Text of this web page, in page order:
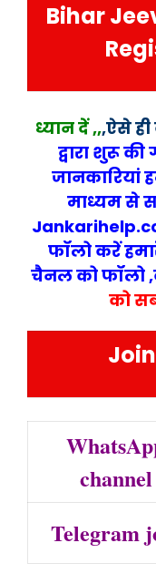
Bihar
ध्यान दें ,,,ऐसे ही
द्वारा शुरू
माध्यम से
फॉलो करें
चैनल को फॉलो
को
channel
Telegram